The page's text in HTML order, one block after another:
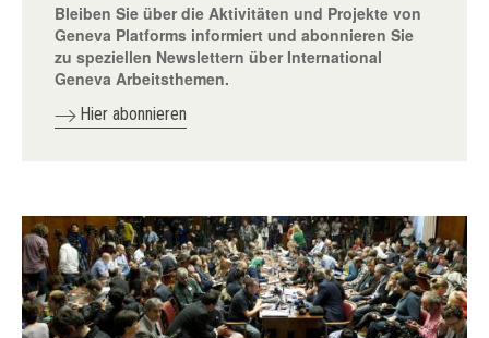
Bleiben Sie über die Aktivitäten und Projekte von
Geneva Platforms informiert und abonnieren Sie
zu speziellen Newslettern über International
Geneva Arbeitsthemen.
Hier abonnieren